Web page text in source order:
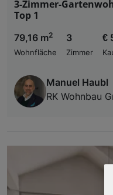
3-Zimmer-
Top 1
79,16 m2
Wohnfläche
3
Zimmer
€
Manuel Haubl
RK Wohnbau